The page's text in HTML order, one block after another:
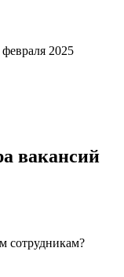
февраля 2025
вакансий
сотрудникам?